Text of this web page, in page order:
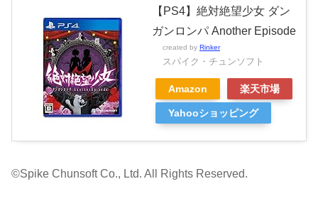
【PS4】絶対絶望少女 ダン
ガンロンパ Another Episode
created by Rinker
スパイク・チュンソフト
Amazon 楽天市場
Yahooショッピング
©Spike Chunsoft Co., Ltd. All Rights Reserved.